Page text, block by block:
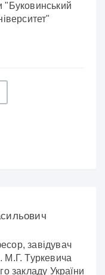
"Буковинський
завідувач
М.Г. Туркевича
закладу України